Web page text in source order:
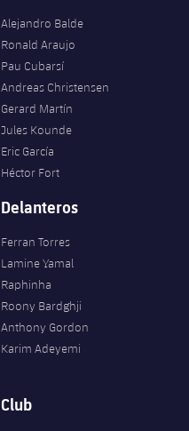
Alejandro Balde
Ronald Araujo
Pau Cubarsí
Andreas Christensen
Gerard Martín
Jules Kounde
Eric García
Héctor Fort
Delanteros
Ferran Torres
Lamine Yamal
Raphinha
Roony Bardghji
Anthony Gordon
Karim Adeyemi
Club